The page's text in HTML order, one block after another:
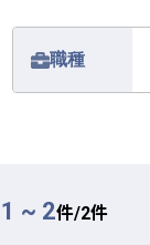
職種
1 ~ 2件/2件